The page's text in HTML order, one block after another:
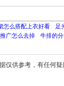
怎么搭配上衣好看 足
广怎么去掉 牛排的
仅供参考，有任何疑